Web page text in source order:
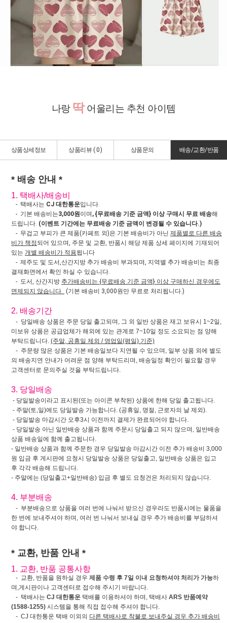
나랑 딱어울리는 추천 아이템
상품상세정보 상품리뷰 (0) 상품문의 배송/교환/반품
* 배송 안내 *
1. 택배사/배송비
- 택배사는 CJ 대한통운입니다.
- 기본 배송비는3,000원이며, {무료배송 기준 금액} 이상 구매시 무료 배송해
드립니다. (이벤트 기간에는 무료배송 기준 금액이 변경될 수 있습니다.)
- 무겁고 부피가 큰 제품(카페트 외)은 기본 배송비가 아닌 제품별로 다른 배송
비가 책정되어 있으며, 주문 및 교환, 반품시 해당 제품 상세 페이지에 기재되어
있는 개별 배송비가 적용됩니다
- 제주도 및 도서,산간지방 추가 배송비 부과되며, 지역별 추가 배송비는 최종
결재화면에서 확인 하실 수 있습니다.
- 도서, 산간지방 추가배송비는 {무료배송 기준 금액} 이상 구매하신 경우에도
면제되지 않습니다.
(기본 배송비 3,000원만 무료로 처리됩니다.)
2. 배송기간
- 당일배송 상품은 주문 당일 출고되며, 그 외 일반 상품은 재고 보유시 1~2일,
미보유 상품은 공급업체가 해외에 있는 관계로 7~10일 정도 소요되는 점 양해
부탁드립니다. (주말, 공휴일 제외 / 영업일(평일) 기준)
- 주문량 많은 상품은 기본 배송일보다 지연될 수 있으며, 일부 상품 외에 별도
의 배송지연 안내가 어려운 점 양해 부탁드리며, 배송일정 확인이 필요할 경우
고객센터로 문의주실 것을 부탁드립니다.
3. 당일배송
- 당일발송이라고 표시된(또는 아이콘 부착된) 상품에 한해 당일 출고됩니다.
- 주말(토,일)에도 당일발송 가능합니다. (공휴일, 명절, 근로자의 날 제외).
- 당일발송 마감시간 오후3시 이전까지 결제가 완료되어야 합니다.
- 당일발송 아닌 일반배송 상품과 함께 주문시 당일출고 되지 않으며, 일반배송
상품 배송일에 함께 출고됩니다.
- 일반배송 상품과 함께 주문한 경우 당일발송 마감시간 이전 추가 배송비 3,000
원 입금 후 게시판에 요청시 당일발송 상품은 당일출고, 일반배송 상품은 입고
후 각각 배송해 드립니다.
- 주말에는 (당일출고+일반배송) 입금 후 별도 요청건은 처리되지 않습니다.
4. 부분배송
- 부분배송으로 상품을 여러 번에 나눠서 받으신 경우라도 반품시에는 물품을
한 번에 보내주셔야 하며, 여러 번 나눠서 보내실 경우 추가 배송비를 부담하셔
야 합니다.
* 교환, 반품 안내 *
1. 교환, 반품 공통사항
- 교환, 반품을 원하실 경우 제품 수령 후 7일 이내 요청하셔야 처리가 가능하
며,게시판이나 고객센터로 접수해 주시기 바랍니다.
- 택배사는 CJ 대한통운 택배를 이용하셔야 하며, 택배사 ARS 반품예약
(1588-1255) 시스템을 통해 직접 접수해 주셔야 합니다.
- CJ 대한통운 택배 이외의 다른 택배사로 착불로 보내주실 경우 추가 배송비